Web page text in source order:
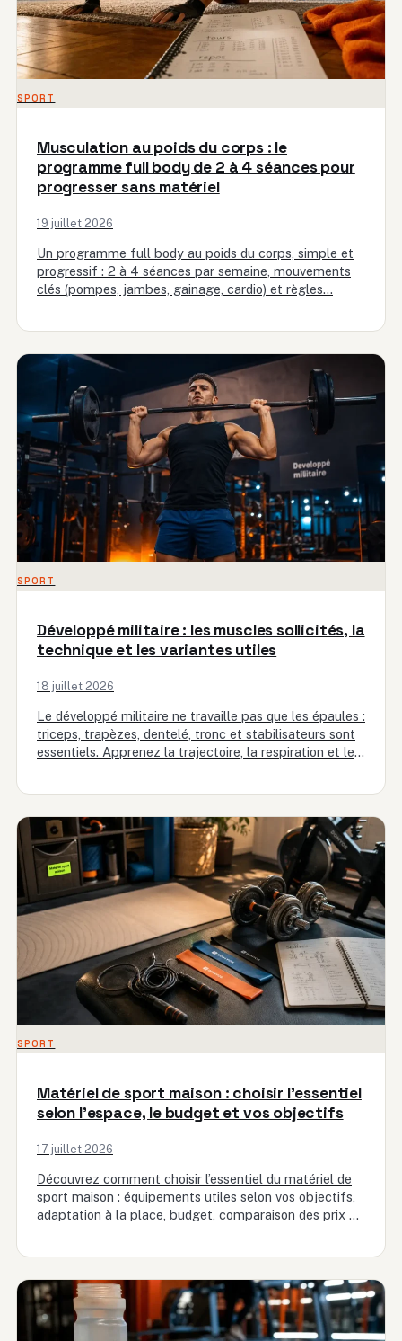
SPORT
Musculation au poids du corps : le
programme full body de 2 à 4 séances pour
progresser sans matériel
19 juillet 2026
Un programme full body au poids du corps, simple et
progressif : 2 à 4 séances par semaine, mouvements
clés (pompes, jambes, gainage, cardio) et règles…
SPORT
Développé militaire : les muscles sollicités, la
technique et les variantes utiles
18 juillet 2026
Le développé militaire ne travaille pas que les épaules :
triceps, trapèzes, dentelé, tronc et stabilisateurs sont
essentiels. Apprenez la trajectoire, la respiration et les
SPORT
Matériel de sport maison : choisir l’essentiel
selon l’espace, le budget et vos objectifs
17 juillet 2026
Découvrez comment choisir l’essentiel du matériel de
sport maison : équipements utiles selon vos objectifs,
adaptation à la place, budget, comparaison des prix et